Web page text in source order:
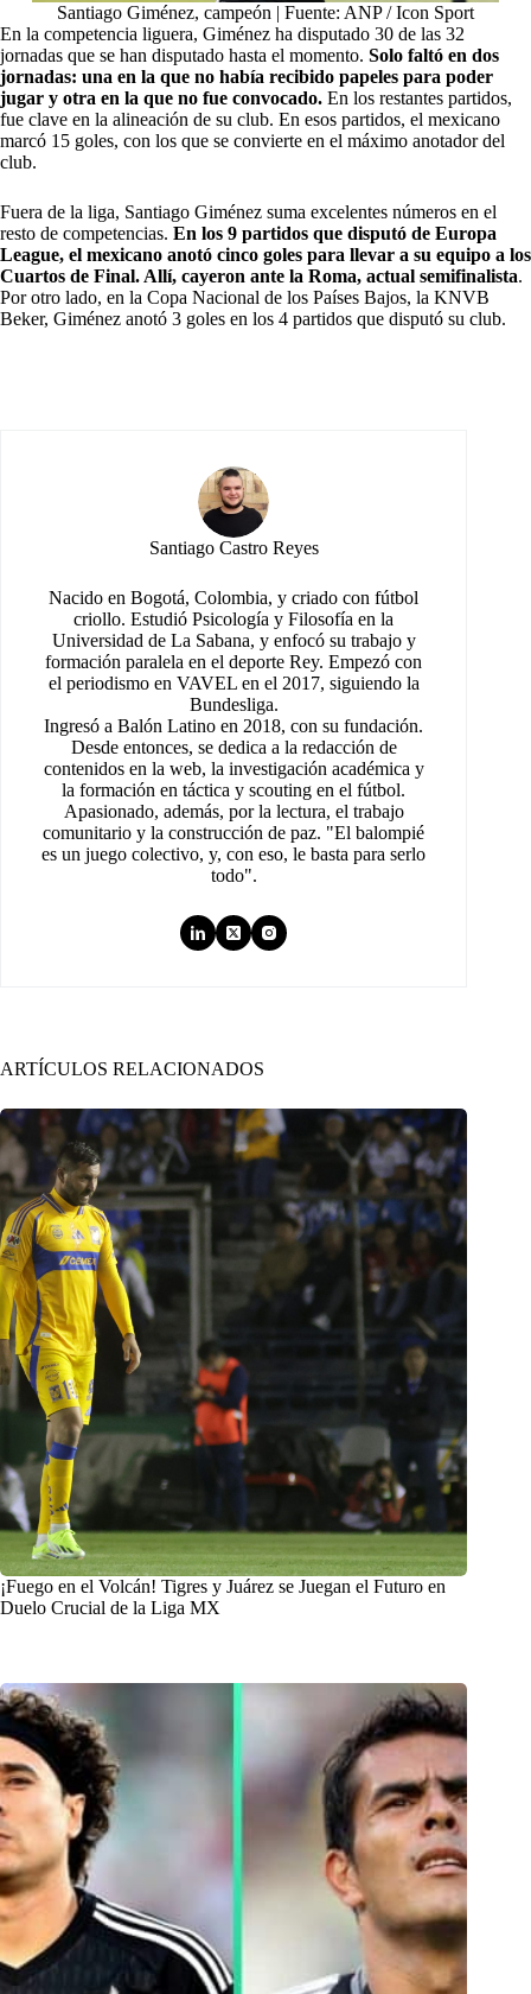
Santiago Giménez, campeón | Fuente: ANP / Icon Sport
En la competencia liguera, Giménez ha disputado 30 de las 32
jornadas que se han disputado hasta el momento. Solo faltó en dos
jornadas: una en la que no había recibido papeles para poder
jugar y otra en la que no fue convocado. En los restantes partidos,
fue clave en la alineación de su club. En esos partidos, el mexicano
marcó 15 goles, con los que se convierte en el máximo anotador del
club.
Fuera de la liga, Santiago Giménez suma excelentes números en el
resto de competencias. En los 9 partidos que disputó de Europa
League, el mexicano anotó cinco goles para llevar a su equipo a los
Cuartos de Final. Allí, cayeron ante la Roma, actual semifinalista.
Por otro lado, en la Copa Nacional de los Países Bajos, la KNVB
Beker, Giménez anotó 3 goles en los 4 partidos que disputó su club.
Santiago Castro Reyes
Nacido en Bogotá, Colombia, y criado con fútbol
criollo. Estudió Psicología y Filosofía en la
Universidad de La Sabana, y enfocó su trabajo y
formación paralela en el deporte Rey. Empezó con
el periodismo en VAVEL en el 2017, siguiendo la
Bundesliga.
Ingresó a Balón Latino en 2018, con su fundación.
Desde entonces, se dedica a la redacción de
contenidos en la web, la investigación académica y
la formación en táctica y scouting en el fútbol.
Apasionado, además, por la lectura, el trabajo
comunitario y la construcción de paz. "El balompié
es un juego colectivo, y, con eso, le basta para serlo
todo".
ARTÍCULOS RELACIONADOS
¡Fuego en el Volcán! Tigres y Juárez se Juegan el Futuro en
Duelo Crucial de la Liga MX